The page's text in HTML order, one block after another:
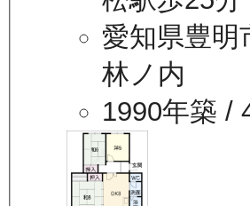
愛知県豊明
林ノ内
1990年築 /